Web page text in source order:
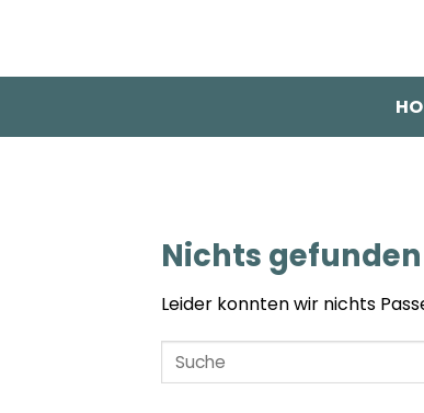
Nichts gefunden
Leider konnten wir nichts